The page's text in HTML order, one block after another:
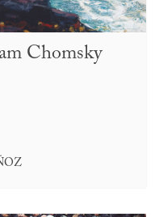
Chomsky